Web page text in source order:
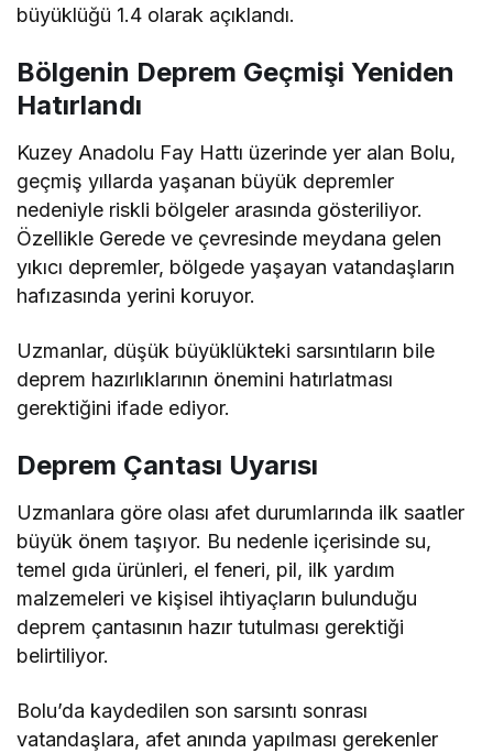
büyüklüğü 1.4 olarak açıklandı.
Bölgenin Deprem Geçmişi Yeniden
Hatırlandı
Kuzey Anadolu Fay Hattı üzerinde yer alan Bolu,
geçmiş yıllarda yaşanan büyük depremler
nedeniyle riskli bölgeler arasında gösteriliyor.
Özellikle Gerede ve çevresinde meydana gelen
yıkıcı depremler, bölgede yaşayan vatandaşların
hafızasında yerini koruyor.
Uzmanlar, düşük büyüklükteki sarsıntıların bile
deprem hazırlıklarının önemini hatırlatması
gerektiğini ifade ediyor.
Deprem Çantası Uyarısı
Uzmanlara göre olası afet durumlarında ilk saatler
büyük önem taşıyor. Bu nedenle içerisinde su,
temel gıda ürünleri, el feneri, pil, ilk yardım
malzemeleri ve kişisel ihtiyaçların bulunduğu
deprem çantasının hazır tutulması gerektiği
belirtiliyor.
Bolu’da kaydedilen son sarsıntı sonrası
vatandaşlara, afet anında yapılması gerekenler